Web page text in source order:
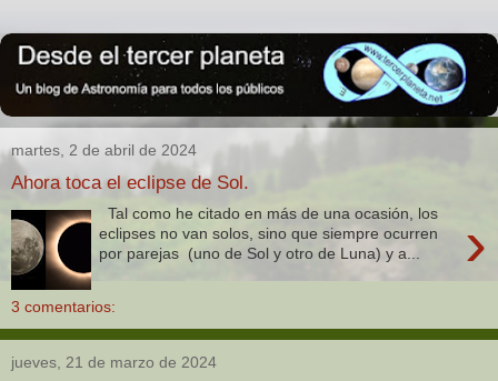
martes, 2 de abril de 2024
Ahora toca el eclipse de Sol.
›
Tal como he citado en más de una ocasión, los
eclipses no van solos, sino que siempre ocurren
por parejas (uno de Sol y otro de Luna) y a...
3 comentarios:
jueves, 21 de marzo de 2024